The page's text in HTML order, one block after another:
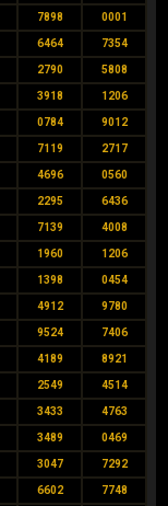
7898 0001
6464 7354
2790 5808
3918 1206
0784 9012
7119 2717
4696 0560
2295 6436
7139 4008
1960 1206
1398 0454
4912 9780
9524 7406
4189 8921
2549 4514
3433 4763
3489 0469
3047 7292
6602 7748